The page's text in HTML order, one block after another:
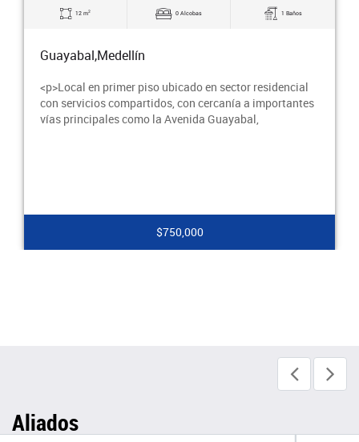
38 m2 0 Alcobas 1 Baños
Guayabal,Medellín
$2,000,000
Aliados